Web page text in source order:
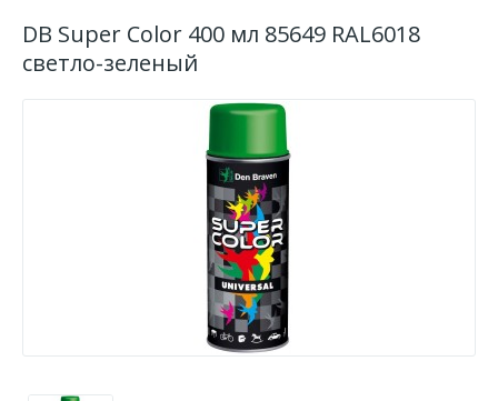
DB Super Color 400 мл 85649 RAL6018
светло-зеленый